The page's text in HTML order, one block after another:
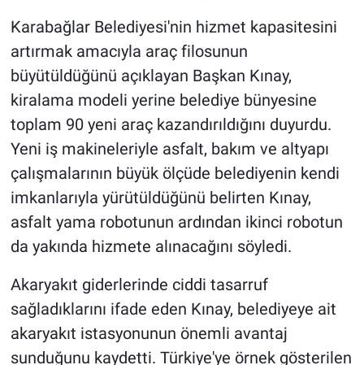
Karabağlar Belediyesi'nin hizmet kapasitesini
artırmak amacıyla araç filosunun
büyütüldüğünü açıklayan Başkan Kınay,
kiralama modeli yerine belediye bünyesine
toplam 90 yeni araç kazandırıldığını duyurdu.
Yeni iş makineleriyle asfalt, bakım ve altyapı
çalışmalarının büyük ölçüde belediyenin kendi
imkanlarıyla yürütüldüğünü belirten Kınay,
asfalt yama robotunun ardından ikinci robotun
da yakında hizmete alınacağını söyledi.
Akaryakıt giderlerinde ciddi tasarruf
sağladıklarını ifade eden Kınay, belediyeye ait
akaryakıt istasyonunun önemli avantaj
sunduğunu kaydetti. Türkiye'ye örnek gösterilen